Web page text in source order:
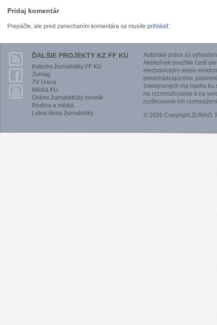
Pridaj komentár
Prepáčte, ale pred zanechaním komentára sa musíte prihlásiť.
ĎALŠIE PROJEKTY KZ FF KU
Katedra žurnalistiky FF KU
Zumag
TV Unica
Médiá KU
Online žurnalistický slovník
Rodina a médiá
Letná škola žurnalistiky
Autorské práva sú
Akékoľvek použitie častí
mechanickým alebo
predchádzajúceho,
zverejnených ma
na rozmnožovanie a na
rozširovanie ich
© 2026 Copyright ZUMAG.